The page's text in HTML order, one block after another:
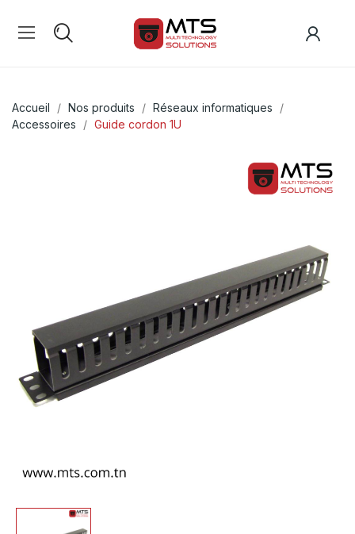
Accueil Nos produits
Réseaux informatiques
Accessoires
Guide cordon 1U